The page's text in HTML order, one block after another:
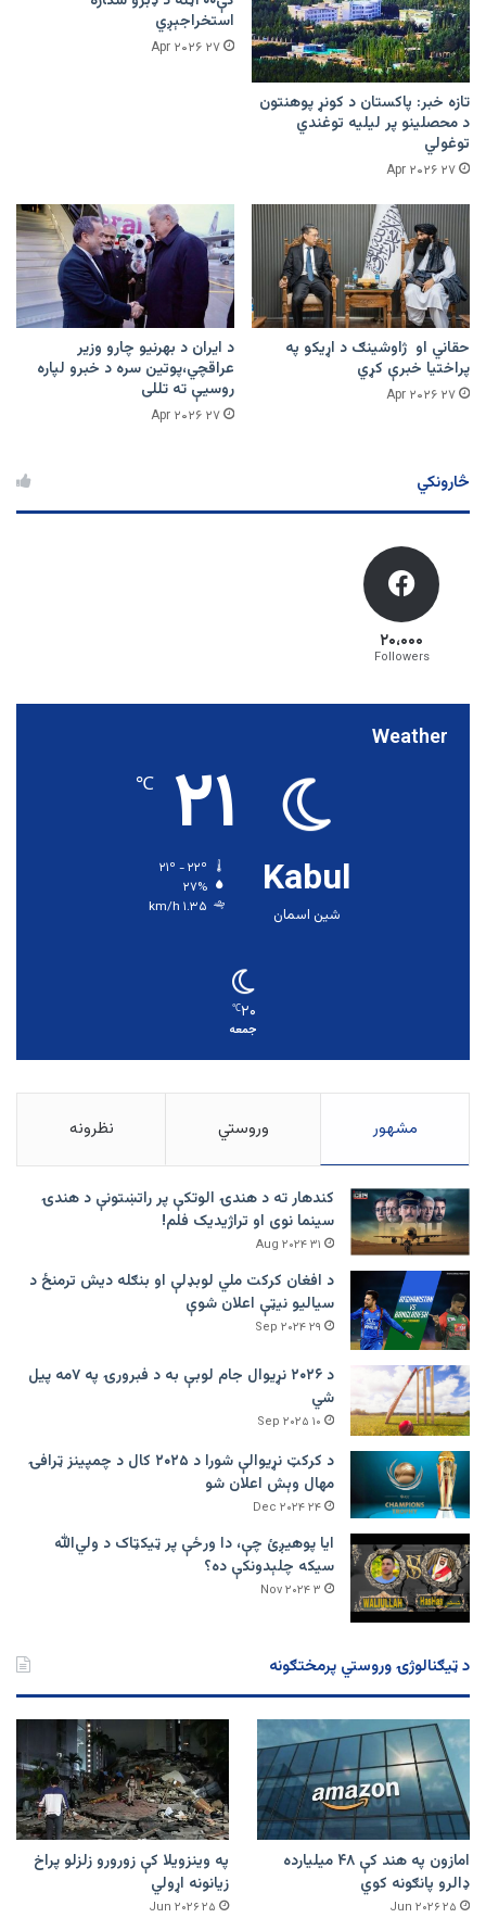
تازه خبر: پاکستان د کونړ پوهنتون
د محصلینو پر لیلیه توغندي
توغولي
۲۷ Apr ۲۰۲۶
استخراجېږي
۲۷ Apr ۲۰۲۶
حقاني او ژاوشینګ د اړیکو په
پراختیا خبرې کړي
۲۷ Apr ۲۰۲۶
د ایران د بهرنیو چارو وزیر
عراقچي،پوتین سره د خبرو لپاره
روسیې ته تللی
۲۷ Apr ۲۰۲۶
څارونکي
۲۰،۰۰۰
Followers
Weather
Kabul
شین اسمان
۲۱ ℃
۲۷%
۱.۳۵ km/h
۲۰℃
جمعه
مشهور وروستي نظرونه
کندهار ته د هندۍ الوتکې پر راتښتونې د هندۍ
سینما نوی او تراژيديک فلم!
۳۱ Aug ۲۰۲۴
د افغان کرکت ملي لوبډلې او بنګله دیش ترمنځ د
سیالیو نیټې اعلان شوې
۲۹ Sep ۲۰۲۴
د ۲۰۲۶ نړیوال جام لوبې به د فبرورۍ په ۷مه پیل
شي
۱۰ Sep ۲۰۲۵
د کرکټ نړیوالې شورا د ۲۰۲۵ کال د چمپینز ټرافۍ
مهال وېش اعلان شو
۲۴ Dec ۲۰۲۴
ایا پوهیږئ چې، دا ورځې پر ټيکټاک د ولي‌الله
سیکه چلېدونکې ده؟
۳ Nov ۲۰۲۴
د ټیګنالوژۍ وروستي پرمختګونه
امازون په هند کې ۴۸ میلیارده
ډالرو پانګونه کوي
۲۵ Jun ۲۰۲۶
په وینزویلا کې زورورو زلزلو پراخ
زیانونه اړولي
۲۵ Jun ۲۰۲۶